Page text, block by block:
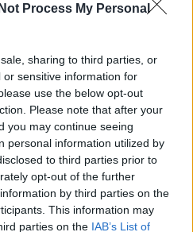
Process My Personal
sharing to third parties, or
sensitive information for
use the below opt-out
Please note that after your
you may continue seeing
personal information utilized by
to third parties prior to
opt-out of the further
by third parties on the
This information may
parties on the IAB’s List of
Kazenskega zakonika je
za javno spodbujanje
ali nezakonitimi vsebinami bodo
→